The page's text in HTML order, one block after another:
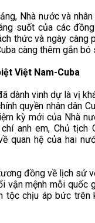
Nhà nước và
suốt của các
thức và ngày càng
càng thêm gắn bó
Việt Nam-Cuba
dành vinh dự là vị
quyền nhân dân
kỳ mới của Nhà
anh em, Chủ tịch
quan hệ của hai
đồng về lịch sử
vận mệnh mỗi quốc
tộc chịu áp bức trên